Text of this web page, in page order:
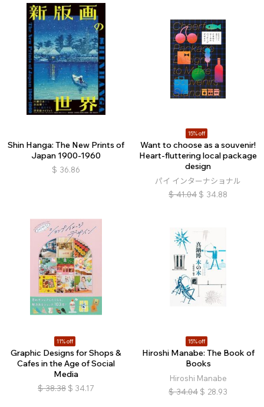
Shin Hanga: The New Prints of
Japan 1900-1960
$ 36.86
15% off
Want to choose as a souvenir!
Heart-fluttering local package
design
パイ インターナショナル
$ 41.04 $ 34.88
11% off
Graphic Designs for Shops &
Cafes in the Age of Social
Media
$ 38.38 $ 34.17
15% off
Hiroshi Manabe: The Book of
Books
Hiroshi Manabe
$ 34.04 $ 28.93